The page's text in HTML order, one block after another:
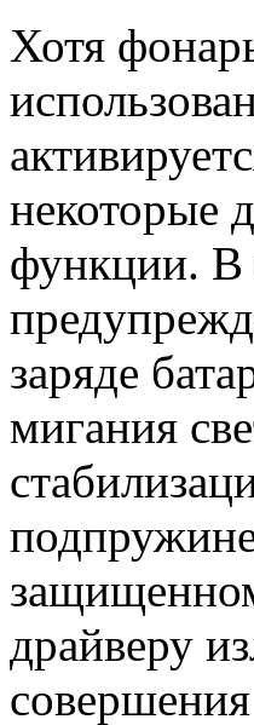
Хотя
некоторые
функции. В
заряде
мигания
драйверу